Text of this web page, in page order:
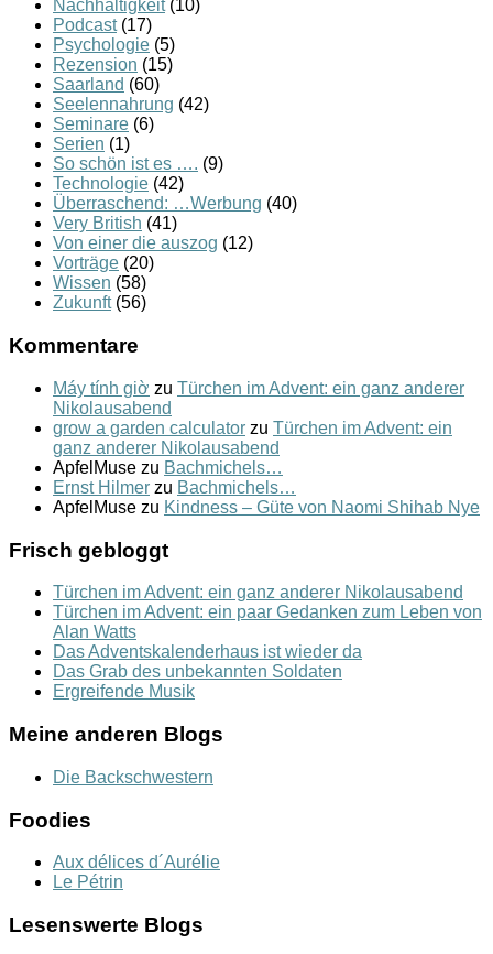
Nachhaltigkeit(10)
Podcast(17)
Psychologie (5)
Rezension (15)
Saarland (60)
Seelennahrung (42)
Seminare (6)
Serien (1)
So schön ist es …. (9)
Technologie (42)
Überraschend: …Werbung (40)
Very British (41)
Von einer die auszog (12)
Vorträge (20)
Wissen (58)
Zukunft(56)
Kommentare
Máy tính giờ zu Türchen im Advent: ein ganz anderer
Nikolausabend
grow a garden calculator zu Türchen im Advent: ein
ganz anderer Nikolausabend
ApfelMuse zu Bachmichels…
Ernst Hilmer zu Bachmichels…
ApfelMuse zu Kindness – Güte von Naomi Shihab Nye
Frisch gebloggt
Türchen im Advent: ein ganz anderer Nikolausabend
Türchen im Advent: ein paar Gedanken zum Leben von
Alan Watts
Das Adventskalenderhaus ist wieder da
Das Grab des unbekannten Soldaten
Ergreifende Musik
Meine anderen Blogs
Die Backschwestern
Foodies
Aux délices d´Aurélie
Le Pétrin
Lesenswerte Blogs